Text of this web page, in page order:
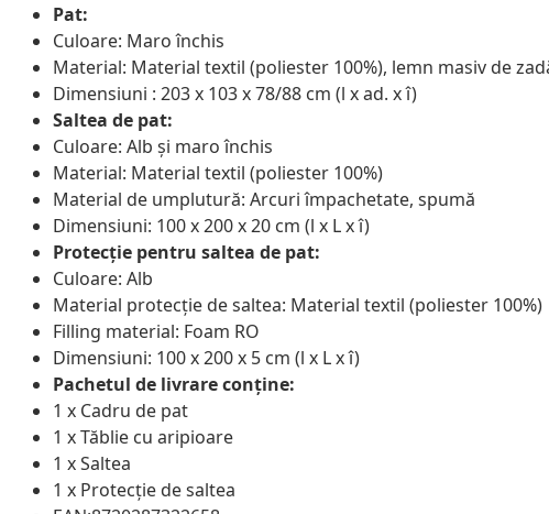
Pat:
Culoare: Maro închis
Material: Material textil (poliester 100%), lemn masiv de
Dimensiuni : 203 x 103 x 78/88 cm (l x ad. x î)
Saltea de pat:
Culoare: Alb și maro închis
Material: Material textil (poliester 100%)
Material de umplutură: Arcuri împachetate, spumă
Dimensiuni: 100 x 200 x 20 cm (l x L x î)
Protecție pentru saltea de pat:
Culoare: Alb
Material protecție de saltea: Material textil (poliester 100%)
Filling material: Foam RO
Dimensiuni: 100 x 200 x 5 cm (l x L x î)
Pachetul de livrare conține:
1 x Cadru de pat
1 x Tăblie cu aripioare
1 x Saltea
1 x Protecție de saltea